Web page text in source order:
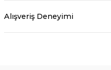
Alışveriş Deneyimi